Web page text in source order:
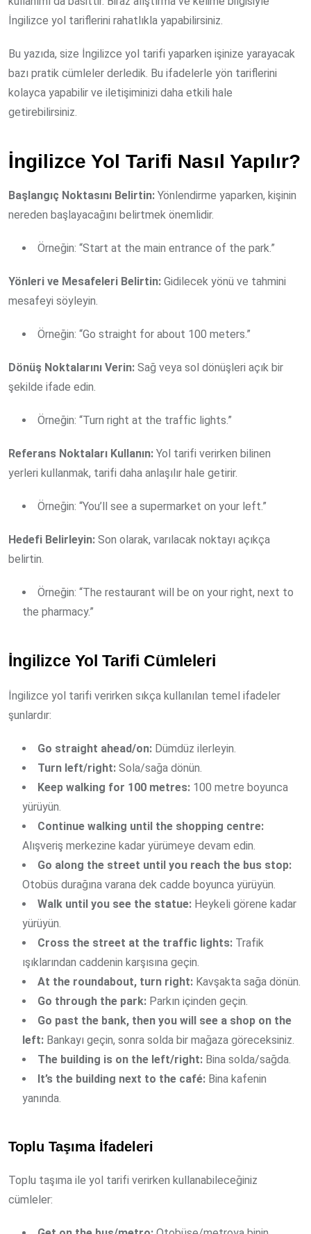
İngilizce yol tariflerini rahatlıkla yapabilirsiniz.
Bu yazıda, size İngilizce yol tarifi yaparken işinize yarayacak
bazı pratik cümleler derledik. Bu ifadelerle yön tariflerini
kolayca yapabilir ve iletişiminizi daha etkili hale
getirebilirsiniz.
İngilizce Yol Tarifi Nasıl Yapılır?
Başlangıç Noktasını Belirtin: Yönlendirme yaparken, kişinin
nereden başlayacağını belirtmek önemlidir.
Örneğin: “Start at the main entrance of the park.”
Yönleri ve Mesafeleri Belirtin: Gidilecek yönü ve tahmini
mesafeyi söyleyin.
Örneğin: “Go straight for about 100 meters.”
Dönüş Noktalarını Verin: Sağ veya sol dönüşleri açık bir
şekilde ifade edin.
Örneğin: “Turn right at the traffic lights.”
Referans Noktaları Kullanın: Yol tarifi verirken bilinen
yerleri kullanmak, tarifi daha anlaşılır hale getirir.
Örneğin: “You’ll see a supermarket on your left.”
Hedefi Belirleyin: Son olarak, varılacak noktayı açıkça
belirtin.
Örneğin: “The restaurant will be on your right, next to
the pharmacy.”
İngilizce Yol Tarifi Cümleleri
İngilizce yol tarifi verirken sıkça kullanılan temel ifadeler
şunlardır:
Go straight ahead/on: Dümdüz ilerleyin.
Turn left/right: Sola/sağa dönün.
Keep walking for 100 metres: 100 metre boyunca
yürüyün.
Continue walking until the shopping centre:
Alışveriş merkezine kadar yürümeye devam edin.
Go along the street until you reach the bus stop:
Otobüs durağına varana dek cadde boyunca yürüyün.
Walk until you see the statue: Heykeli görene kadar
yürüyün.
Cross the street at the traffic lights: Trafik
ışıklarından caddenin karşısına geçin.
At the roundabout, turn right: Kavşakta sağa dönün.
Go through the park: Parkın içinden geçin.
Go past the bank, then you will see a shop on the
left: Bankayı geçin, sonra solda bir mağaza göreceksiniz.
The building is on the left/right: Bina solda/sağda.
It’s the building next to the café: Bina kafenin
yanında.
Toplu Taşıma İfadeleri
Toplu taşıma ile yol tarifi verirken kullanabileceğiniz
cümleler: